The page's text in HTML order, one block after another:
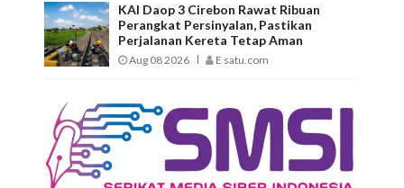
KAI Daop 3 Cirebon Rawat Ribuan
Perangkat Persinyalan, Pastikan
Perjalanan Kereta Tetap Aman
Aug 08 2026 E satu.com